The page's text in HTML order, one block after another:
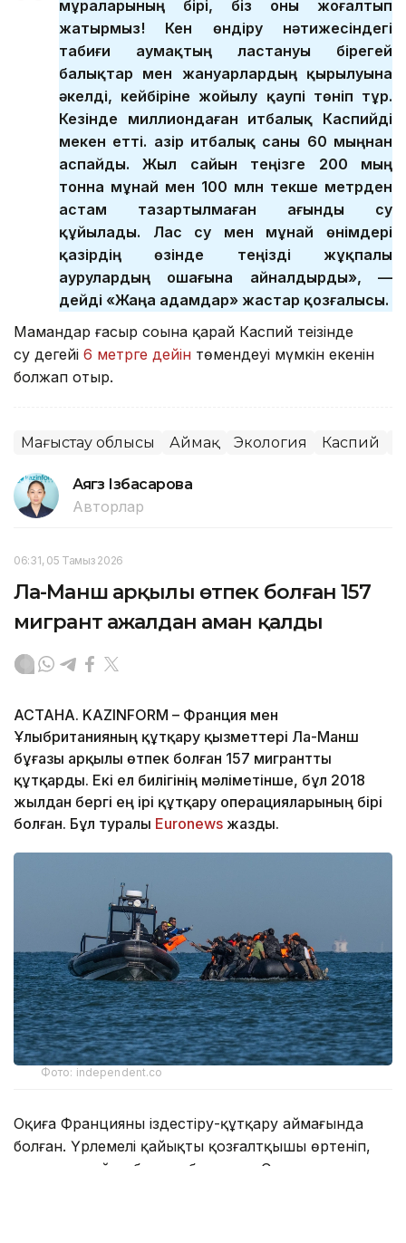
мұраларының бірі, біз оны жоғалтып
жатырмыз! Кен өндіру нәтижесіндегі
табиғи аумақтың ластануы бірегей
балықтар мен жануарлардың қырылуына
әкелді, кейбіріне жойылу қаупі төніп тұр.
Кезінде миллиондаған итбалық Каспийді
мекен етті. Қазір итбалық саны 60 мыңнан
аспайды. Жыл сайын теңізге 200 мың
тонна мұнай мен 100 млн текше метрден
астам тазартылмаған ағынды су
құйылады. Лас су мен мұнай өнімдері
қазірдің өзінде теңізді жұқпалы
аурулардың ошағына айналдырды», —
дейді «Жаңа адамдар» жастар қозғалысы.
Мамандар ғасыр соңына қарай Каспий теңізінде
су деңгейі 6 метрге дейін төмендеуі мүмкін екенін
болжап отыр.
Маңғыстау облысы Аймақ Экология Каспий
Аягөз Ізбасарова
Авторлар
06:31, 05 Тамыз 2026
Ла-Манш арқылы өтпек болған 157
мигрант ажалдан аман қалды
АСТАНА. KAZINFORM – Франция мен
Ұлыбританияның құтқару қызметтері Ла-Манш
бұғазы арқылы өтпек болған 157 мигрантты
құтқарды. Екі ел билігінің мәліметінше, бұл 2018
жылдан бергі ең ірі құтқару операцияларының бірі
болған. Бұл туралы Еuronews жазды.
Фото: independent.co
Оқиға Францияның іздестіру-құтқару аймағында
болған. Үрлемелі қайықтың қозғалтқышы өртеніп,
артынша қайық бұзыла бастаған. Соның